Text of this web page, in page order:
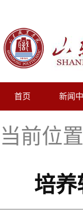
首页 新闻
当前位
培养